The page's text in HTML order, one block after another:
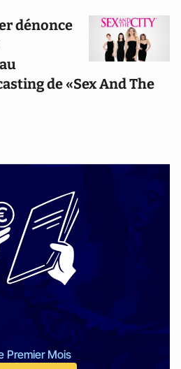
dénonce
de «Sex And The
Premier Mois